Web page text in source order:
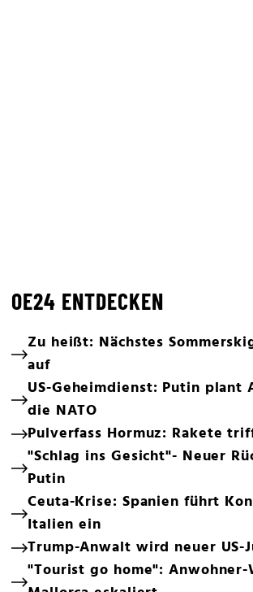
OE24 ENTDECKEN
Zu heißt: Nächstes
auf
US-Geheimdienst: Putin plant
die NATO
Pulverfass Hormuz: Rakete
"Schlag ins Gesicht"- Neuer
Putin
Ceuta-Krise: Spanien führt
Italien ein
Trump-Anwalt wird neuer US-
"Tourist go home":